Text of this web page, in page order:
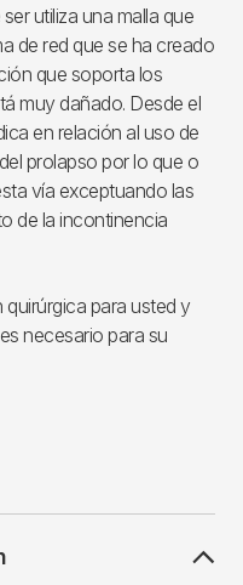
utiliza una malla que
de red que se ha creado
que soporta los
muy dañado. Desde el
en relación al uso de
prolapso por lo que o
vía exceptuando las
de la incontinencia
para usted y
necesario para su